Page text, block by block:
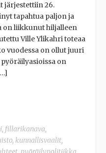
järjestettiin 26.
tapahtua paljon ja
on liikkunut hiljalleen
Ville Ylikahri toteaa
vuodessa on ollut juuri
on
, fillarikanava,
, kunnallisvaalit,